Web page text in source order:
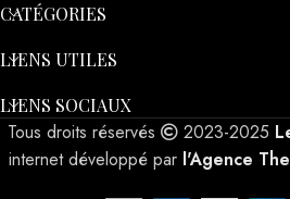
CATÉGORIES
LIENS UTILES
LIENS SOCIAUX
Tous droits réservés 2023-2025
internet développé par l'Agence